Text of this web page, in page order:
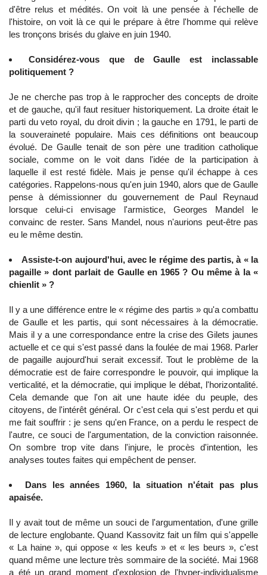
d'être relus et médités. On voit là une pensée à l'échelle de
l'histoire, on voit là ce qui le prépare à être l'homme qui relève
les tronçons brisés du glaive en juin 1940.
Considérez-vous que de Gaulle est inclassable
politiquement ?
Je ne cherche pas trop à le rapprocher des concepts de droite
et de gauche, qu'il faut resituer historiquement. La droite était le
parti du veto royal, du droit divin ; la gauche en 1791, le parti de
la souveraineté populaire. Mais ces définitions ont beaucoup
évolué. De Gaulle tenait de son père une tradition catholique
sociale, comme on le voit dans l'idée de la participation à
laquelle il est resté fidèle. Mais je pense qu'il échappe à ces
catégories. Rappelons-nous qu'en juin 1940, alors que de Gaulle
pense à démissionner du gouvernement de Paul Reynaud
lorsque celui-ci envisage l'armistice, Georges Mandel le
convainc de rester. Sans Mandel, nous n'aurions peut-être pas
eu le même destin.
Assiste-t-on aujourd'hui, avec le régime des partis, à « la
pagaille » dont parlait de Gaulle en 1965 ? Ou même à la «
chienlit » ?
Il y a une différence entre le « régime des partis » qu'a combattu
de Gaulle et les partis, qui sont nécessaires à la démocratie.
Mais il y a une correspondance entre la crise des Gilets jaunes
actuelle et ce qui s'est passé dans la foulée de mai 1968. Parler
de pagaille aujourd'hui serait excessif. Tout le problème de la
démocratie est de faire correspondre le pouvoir, qui implique la
verticalité, et la démocratie, qui implique le débat, l'horizontalité.
Cela demande que l'on ait une haute idée du peuple, des
citoyens, de l'intérêt général. Or c'est cela qui s'est perdu et qui
me fait souffrir : je sens qu'en France, on a perdu le respect de
l'autre, ce souci de l'argumentation, de la conviction raisonnée.
On sombre trop vite dans l'injure, le procès d'intention, les
analyses toutes faites qui empêchent de penser.
Dans les années 1960, la situation n'était pas plus
apaisée.
Il y avait tout de même un souci de l'argumentation, d'une grille
de lecture englobante. Quand Kassovitz fait un film qui s'appelle
« La haine », qui oppose « les keufs » et « les beurs », c'est
quand même une lecture très sommaire de la société. Mai 1968
a été un grand moment d'explosion de l'hyper-individualisme